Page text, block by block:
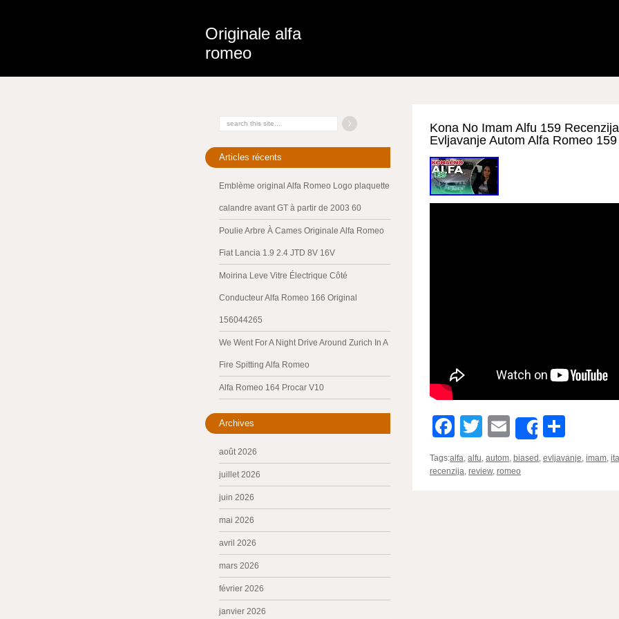
Originale alfa
romeo
Kona No Imam Alfu 159
Evljavanje Autom Alfa Romeo
Facebook
TwitterEmailShare
Tags:alfa, alfu, autom, biased , evljavanje, imam,
recenzija, review, romeo
Articles récents
Emblème original Alfa Romeo Logo plaquette
calandre avant GT à partir de 2003 60
Poulie Arbre À Cames Originale Alfa Romeo
Fiat Lancia 1.9 2.4 JTD 8V 16V
Moirina Leve Vitre Électrique Côté
Conducteur Alfa Romeo 166 Original
156044265
We Went For A Night Drive Around Zurich In A
Fire Spitting Alfa Romeo
Alfa Romeo 164 Procar V10
Archives
août 2026
juillet 2026
juin 2026
mai 2026
avril 2026
mars 2026
février 2026
janvier 2026